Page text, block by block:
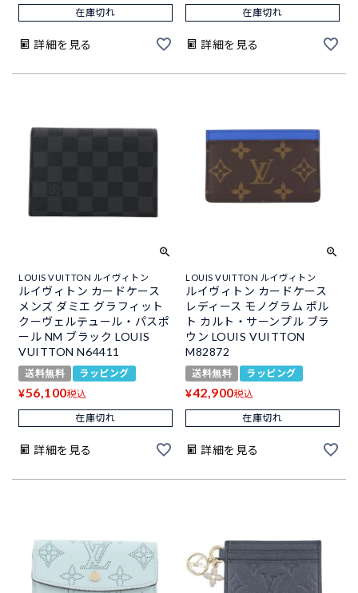
在庫切れ
詳細を見る
在庫切れ
詳細を見る
LOUIS VUITTON ルイヴィトン
ルイヴィトン カードケース
メンズ ダミエ グラフィット
クーヴェルテュール・パスポ
ール NM ブラック LOUIS
VUITTON N64411
送料無料 ラッピング
¥56,100税込
在庫切れ
詳細を見る
LOUIS VUITTON ルイヴィトン
ルイヴィトン カードケース
レディース モノグラム ポル
ト カルト・サーンプル ブラ
ウン LOUIS VUITTON
M82872
送料無料 ラッピング
¥42,900税込
在庫切れ
詳細を見る